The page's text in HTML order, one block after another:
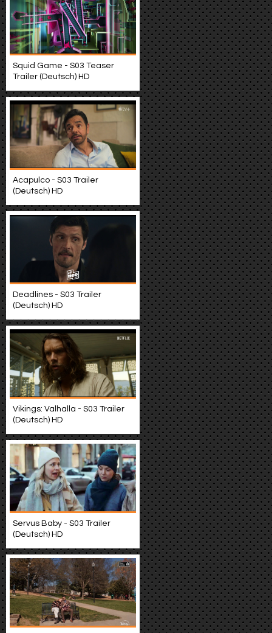
Squid Game - S03 Teaser
Trailer (Deutsch) HD
Acapulco - S03 Trailer
(Deutsch) HD
Deadlines - S03 Trailer
(Deutsch) HD
Vikings: Valhalla - S03 Trailer
(Deutsch) HD
Servus Baby - S03 Trailer
(Deutsch) HD